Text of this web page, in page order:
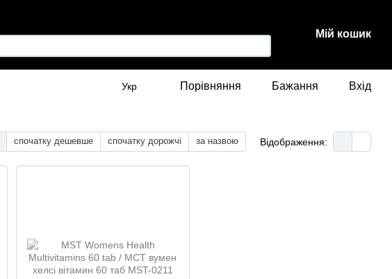
Мій кошик
Укр Порівняння Бажання Вхід
спочатку дешевше спочатку дорожчі за назвою Відображення: